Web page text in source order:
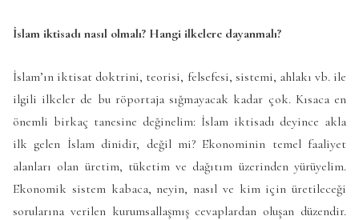
İslam iktisadı nasıl olmalı? Hangi ilkelere dayanmalı?
İslam’ın iktisat doktrini, teorisi, felsefesi, sistemi, ahlakı vb. ile
ilgili ilkeler de bu röportaja sığmayacak kadar çok. Kısaca en
önemli birkaç tanesine değinelim: İslam iktisadı deyince akla
ilk gelen İslam dinidir, değil mi? Ekonominin temel faaliyet
alanları olan üretim, tüketim ve dağıtım üzerinden yürüyelim.
Ekonomik sistem kabaca, neyin, nasıl ve kim için üretileceği
sorularına verilen kurumsallaşmış cevaplardan oluşan düzendir.